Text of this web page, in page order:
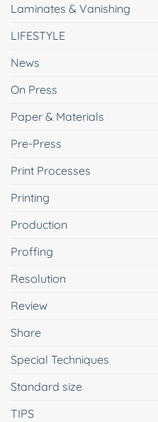
Laminates & Vanishing
LIFESTYLE
News
On Press
Paper & Materials
Pre-Press
Print Processes
Printing
Production
Proffing
Resolution
Review
Share
Special Techniques
Standard size
TIPS